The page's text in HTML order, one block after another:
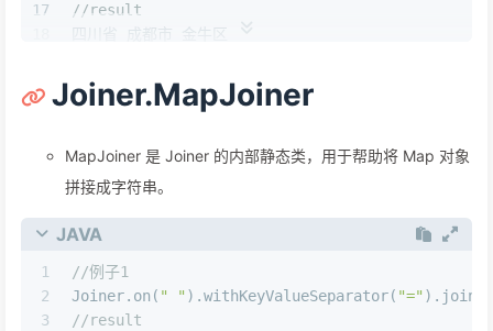
17
//result
四川省 成都市 金牛区
Joiner.MapJoiner
MapJoiner 是 Joiner 的内部静态类，用于帮助将 Map 对象
拼接成字符串。
JAVA
1
2
3
//例子1
Joiner.on( " " ).withKeyValueSeparator( "="
//result